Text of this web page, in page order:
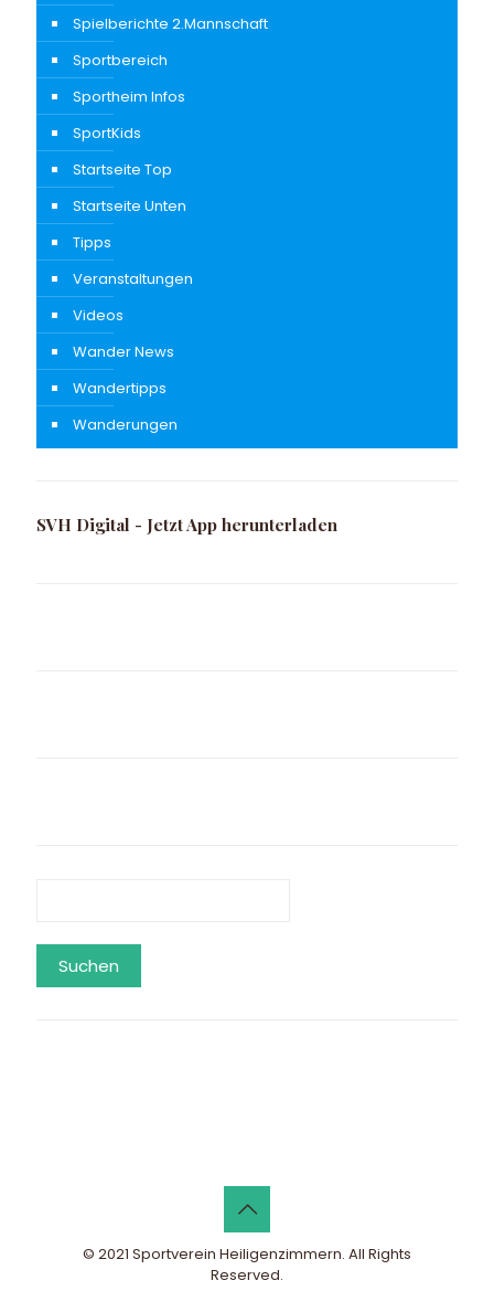
Spielberichte 2.Mannschaft
Sportbereich
Sportheim Infos
SportKids
Startseite Top
Startseite Unten
Tipps
Veranstaltungen
Videos
Wander News
Wandertipps
Wanderungen
SVH Digital - Jetzt App herunterladen
Suchen
© 2021 Sportverein Heiligenzimmern. All Rights
Reserved.